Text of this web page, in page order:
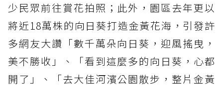
少民眾前往賞花拍照；此外，園區去年更以
將近18萬株的向日葵打造金黃花海，引發許
多網友大讚「數千萬朵向日葵，迎風搖曳，
美不勝收」、「看到這麼多的向日葵，心都
開了」、「去大佳河濱公園散步，整片金黃